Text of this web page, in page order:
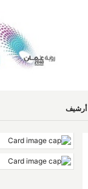
أرشيف